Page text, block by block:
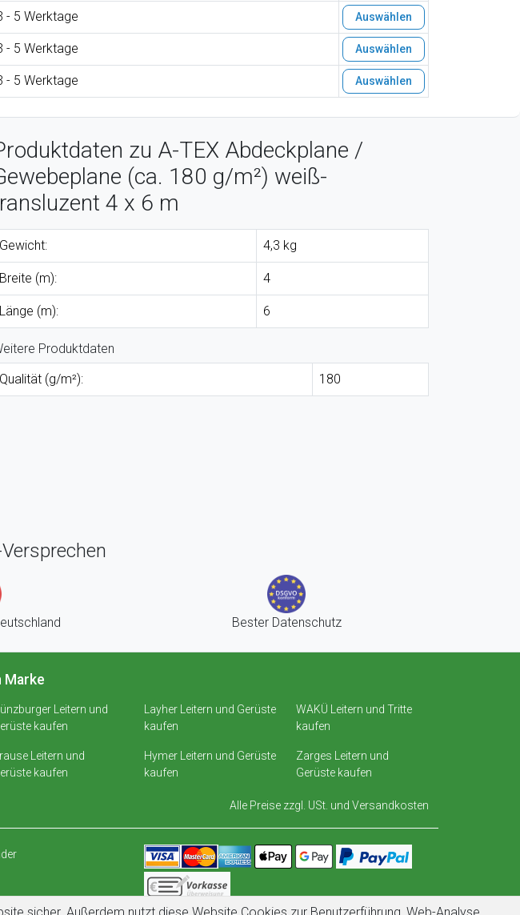
- 5 Werktage Auswählen
- 5 Werktage Auswählen
- 5 Werktage Auswählen
zu A-TEX Abdeckplane /
(ca. 180 g/m²) weiß-
4 x 6 m
Gewicht: 4,3 kg
Breite (m): 4
Länge (m): 6
Produktdaten
Qualität (g/m²):
180
Bester Datenschutz
Marke
Leitern und
kaufen
Leitern und
kaufen
Layher Leitern und Gerüste
kaufen
Hymer Leitern und Gerüste
kaufen
WAKÜ Leitern und Tritte
kaufen
Zarges Leitern und
Gerüste kaufen
Alle Preise zzgl. USt. und Versandkosten